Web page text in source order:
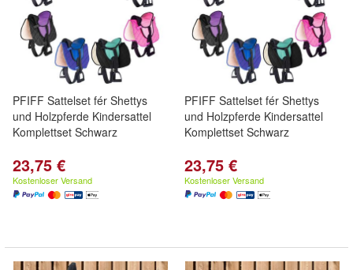
PFIFF Sattelset fér Shettys
und Holzpferde Kindersattel
Komplettset Schwarz
23,75 €
Kostenloser Versand
PFIFF Sattelset fér Shettys
und Holzpferde Kindersattel
Komplettset Schwarz
23,75 €
Kostenloser Versand